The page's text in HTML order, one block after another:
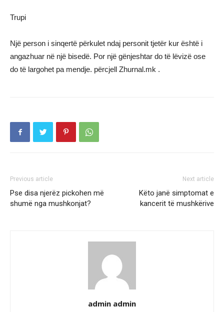
Trupi
Një person i sinqertë përkulet ndaj personit tjetër kur është i
angazhuar në një bisedë. Por një gënjeshtar do të lëvizë ose
do të largohet pa mendje. përcjell Zhurnal.mk .
Previous article
Pse disa njerëz pickohen më
shumë nga mushkonjat?
Next article
Këto janë simptomat e
kancerit të mushkërive
admin admin